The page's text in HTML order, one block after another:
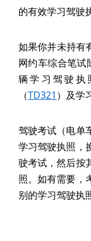
的有效学习驾驶
如果你并未持有
网约车综合笔试
辆学习驾驶执
（TD321 ）及学
驾驶考试（电单
学习驾驶执照，
驶考试，然后按
照。如有需要，
别的学习驾驶执